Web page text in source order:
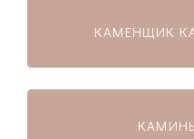
КАМЕНЩИК